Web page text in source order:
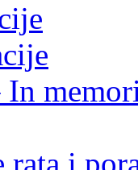
In